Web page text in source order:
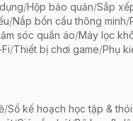
/Hộp bảo quản/Sắp
/Nắp bồn cầu thông minh/
sóc quần áo/Máy lọc
/Thiết bị chơi game/Phụ
/Sổ kế hoạch học tập &